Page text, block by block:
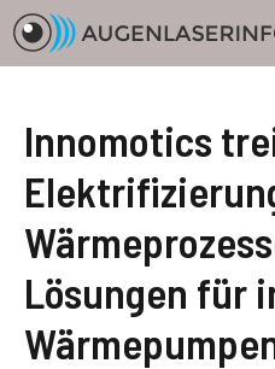
Zum
Inhalt
springen
Innomotics
Lösungen für